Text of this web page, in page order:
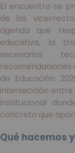
El encuentro se
de las
agenda que
educativa, la
escenarios
recomendaciones
de Educación
intersección
institucional
concreto que
Qué hacemos